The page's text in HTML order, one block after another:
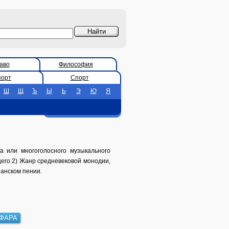
Философия
Спорт
Ш Щ Ъ Ы Ь Э Ю Я
многоголосного музыкального
Жанр средневековой монодии,
пении.